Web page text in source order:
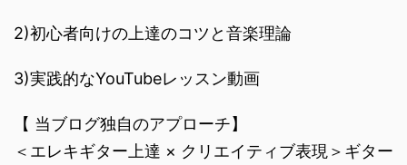
2)初心者向けの上達のコツと音楽理論
3)実践的なYouTubeレッスン動画
【 当ブログ独自のアプローチ】
＜エレキギター上達 × クリエイティブ表現＞ギター